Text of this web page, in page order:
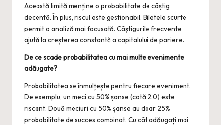
Această limită menține o probabilitate de câștig
decentă. În plus, riscul este gestionabil. Biletele scurte
permit o analiză mai focusată. Câștigurile frecvente
ajută la creșterea constantă a capitalului de pariere.
De ce scade probabilitatea cu mai multe evenimente
adăugate?
Probabilitatea se înmulțește pentru fiecare eveniment.
De exemplu, un meci cu 50% șanse (cotă 2.0) este
riscant. Două meciuri cu 50% șanse au doar 25%
probabilitate de succes combinat. Cu cât adăugați mai